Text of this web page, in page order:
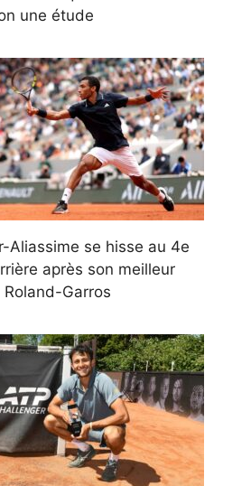
une étude
Aliassime se hisse au 4e
après son meilleur
Garros